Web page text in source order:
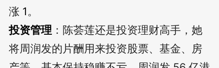
涨 1。
投资管理 ：陈荟莲还是投资理财高手，她
将周润发的片酬用来投资股票、基金、房